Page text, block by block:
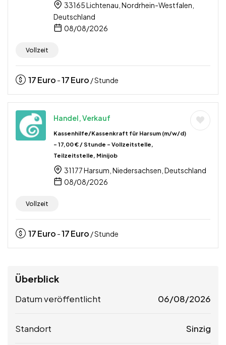
33165 Lichtenau, Nordrhein-Westfalen,
Deutschland
08/08/2026
Vollzeit
17Euro -17Euro / Stunde
Handel, Verkauf
Kassenhilfe/Kassenkraft für Harsum (m/w/d)
– 17,00 € / Stunde – Vollzeitstelle,
Teilzeitstelle, Minijob
31177 Harsum, Niedersachsen, Deutschland
08/08/2026
Vollzeit
17Euro -17Euro / Stunde
Überblick
Datum veröffentlicht 06/08/2026
Standort Sinzig